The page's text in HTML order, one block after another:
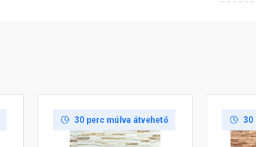
30 perc múlva átvehető 30